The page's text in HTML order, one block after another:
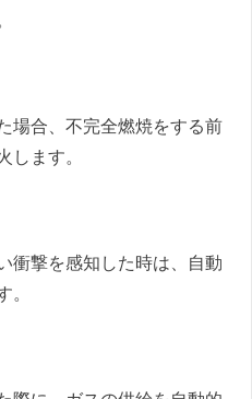
場合、不完全燃焼をする前
します。
衝撃を感知した時は、自動
。